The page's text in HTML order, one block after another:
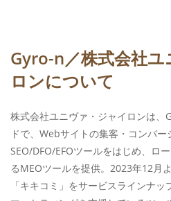
Gyro-n／株式会社ユ
ロンについて
株式会社ユニヴァ・ジャイロンは
ドで、Webサイトの集客・コンバ
SEO/DFO/EFOツールをはじめ、ロ
るMEOツールを提供。2023年12月
「キキコミ」をサービスラインナ